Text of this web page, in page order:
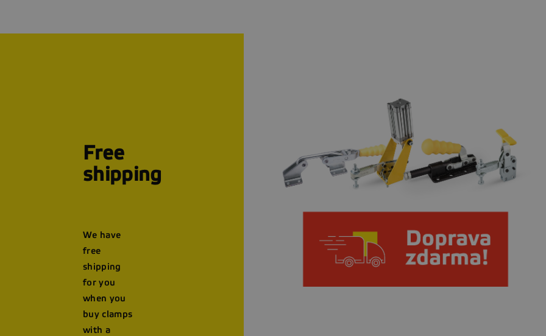
Free
shipping
We have
free
shipping
for you
when you
buy clamps
with a